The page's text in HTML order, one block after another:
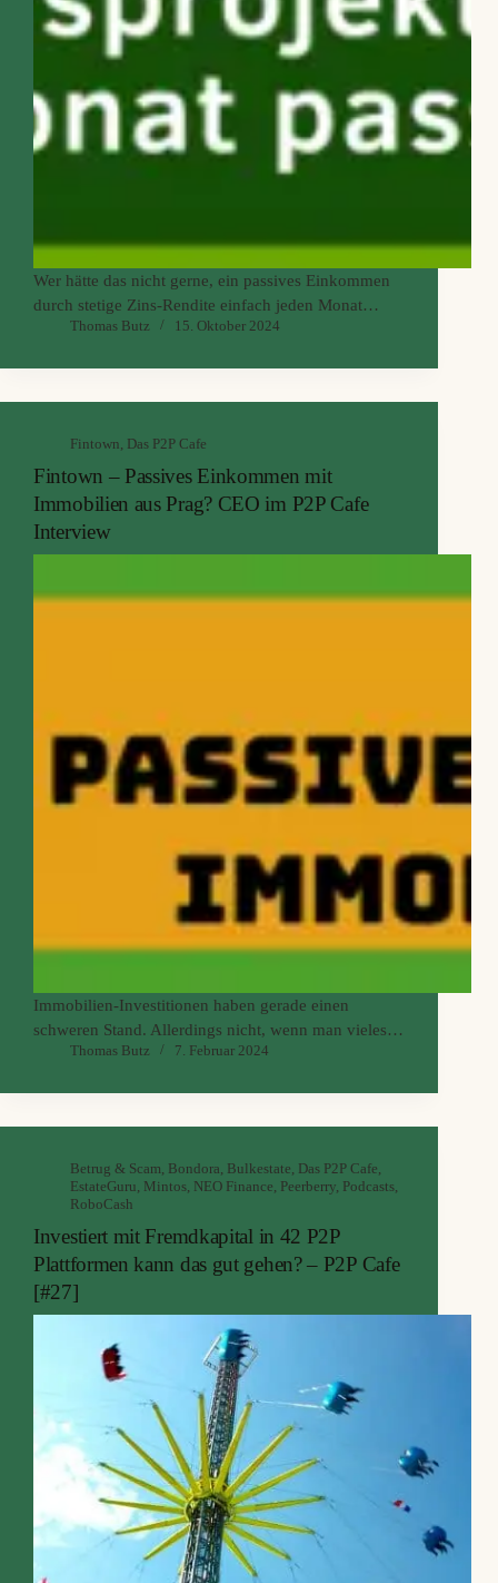
Wer hätte das nicht gerne, ein passives Einkommen
durch stetige Zins-Rendite einfach jeden Monat
abzuschöpfen? Ich zeige dir, wie du monatlich 100
optimal aufbaust und langfristig…
Thomas Butz 15. Oktober 2024
Fintown, Das P2P Cafe
Fintown – Passives Einkommen mit
Immobilien aus Prag? CEO im P2P Cafe
Interview
Immobilien-Investitionen haben gerade einen
schweren Stand. Allerdings nicht, wenn man vieles
richtig macht. Ein wohlbekanntes Projektumfeld, ein
Fintown aus und für uns Investoren gibt es dazu
Thomas Butz 7. Februar 2024
Betrug & Scam, Bondora, Bulkestate, Das P2P Cafe,
EstateGuru, Mintos, NEO Finance, Peerberry, Podcasts,
RoboCash
Investiert mit Fremdkapital in 42 P2P
Plattformen kann das gut gehen? – P2P Cafe
[#27]